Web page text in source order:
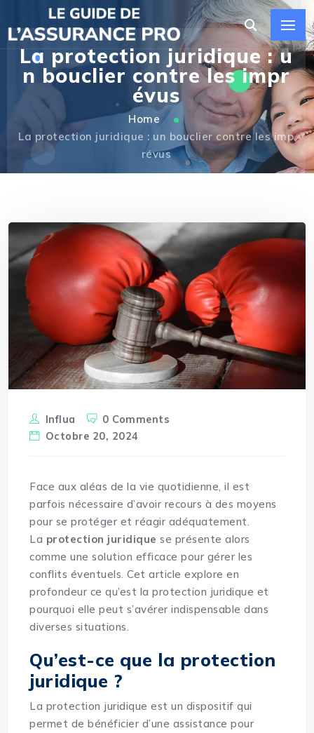
La protection juridique : u
n bouclier contre les impr
évus
Home
La protection juridique : un bouclier contre les imp
révus
Influa
0 Comments
Octobre 20, 2024
Face aux aléas de la vie quotidienne, il est
parfois nécessaire d’avoir recours à des moyens
pour se protéger et réagir adéquatement.
La protection juridique se présente alors
comme une solution efficace pour gérer les
conflits éventuels. Cet article explore en
profondeur ce qu’est la protection juridique et
pourquoi elle peut s’avérer indispensable dans
diverses situations.
Qu’est-ce que la protection
juridique ?
La protection juridique est un dispositif qui
permet de bénéficier d’une assistance pour